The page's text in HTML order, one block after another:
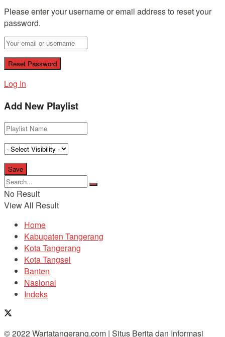
Please enter your username or email address to reset your
password.
Log In
Add New Playlist
No Result
View All Result
Home
Kabupaten Tangerang
Kota Tangerang
Kota Tangsel
Banten
Nasional
Indeks
© 2022 Wartatangerang.com | Situs Berita dan Informasi